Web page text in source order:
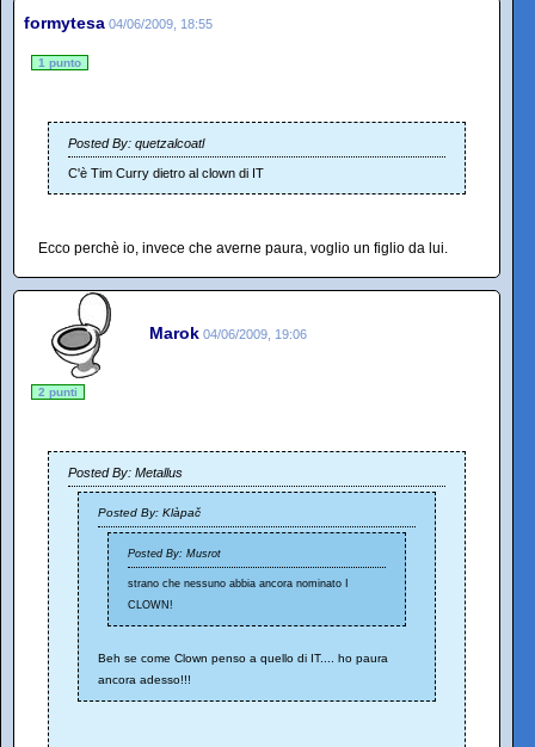
formytesa 04/06/2009, 18:55
1 punto
Posted By: quetzalcoatl
C'è Tim Curry dietro al clown di IT
Ecco perchè io, invece che averne paura, voglio un figlio da lui.
Marok 04/06/2009, 19:06
2 punti
Posted By: Metallus
Posted By: Klàpač
Posted By: Musrot
strano che nessuno abbia ancora nominato I
CLOWN!
Beh se come Clown penso a quello di IT.... ho paura
ancora adesso!!!